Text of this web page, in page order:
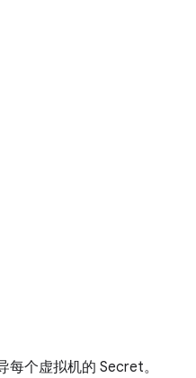
每个虚拟机的 Secret。